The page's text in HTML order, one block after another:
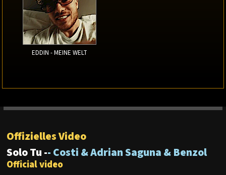
EDDIN - MEINE WELT
Offizielles Video
Solo Tu -- Costi & Adrian Saguna & Benzol
Official video